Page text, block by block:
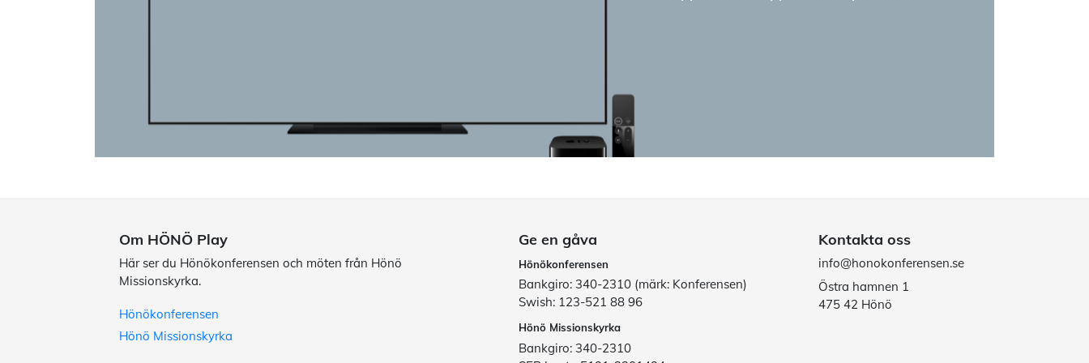
Om HÖNÖ Play
Här ser du Hönökonferensen och möten från Hönö
Missionskyrka.
Hönökonferensen
Hönö Missionskyrka
Ge en gåva
Hönökonferensen
Bankgiro: 340-2310 (märk: Konferensen)
Swish: 123-521 88 96
Hönö Missionskyrka
Bankgiro: 340-2310
Kontakta oss
info@honokonferensen.se
Östra hamnen 1
475 42 Hönö